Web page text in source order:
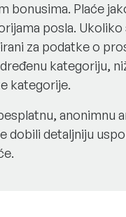
bonusima. Plaće
posla. Ukoliko
za podatke o
kategoriju,
kategorije.
anonimnu
dobili detaljniju